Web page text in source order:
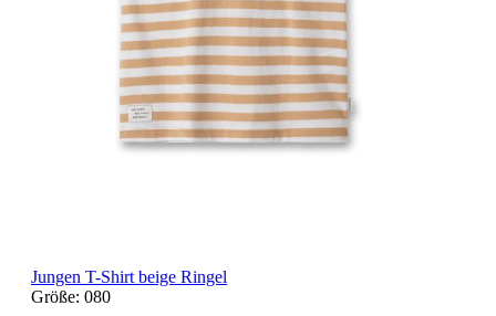
Jungen T-Shirt beige Ringel
Größe: 080